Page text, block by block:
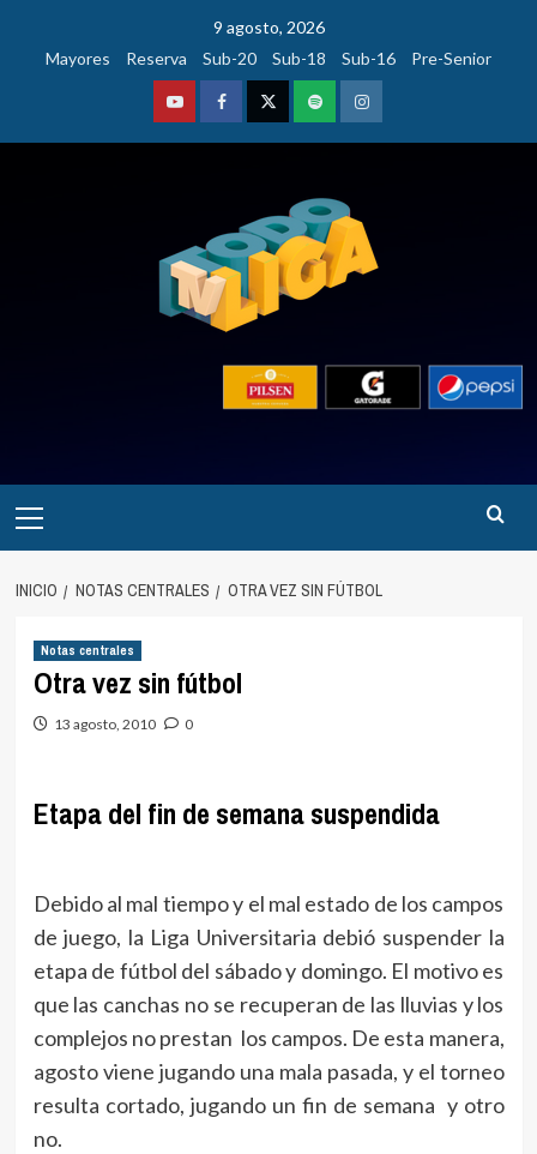
contenido
9 agosto, 2026
Mayores
Reserva Sub-20 Sub-18 Sub-16 Pre-Senior
YoutubeFacebookTwitterPodcastInstagram
principal
INICIO NOTAS CENTRALES OTRA VEZ SIN FÚTBOL
Notas centrales
Otra vez sin fútbol
13 agosto, 2010 0
Etapa del fin de semana suspendida
Debido al mal tiempo y el mal estado de los campos
de juego, la Liga Universitaria debió suspender la
etapa de fútbol del sábado y domingo. El motivo es
que las canchas no se recuperan de las lluvias y los
complejos no prestan los campos. De esta manera,
agosto viene jugando una mala pasada, y el torneo
resulta cortado, jugando un fin de semana y otro
no.